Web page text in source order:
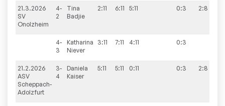
21.3.2026
SV
Onolzheim
4-
2
Tina
Badjie
2:11 6:11 5:11 0:3 2:8
4-
3
Katharina
Niever
3:11 7:11 4:11 0:3
21.2.2026
ASV
Scheppach-
Adolzfurt
3-
4
Daniela
Kaiser
5:11 5:11 0:11 0:3 2:8